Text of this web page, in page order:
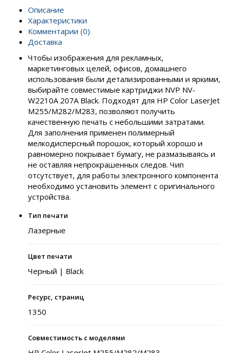
Описание
Характеристики
Комментарии (0)
Доставка
Чтобы изображения для рекламных,
маркетинговых целей, офисов, домашнего
использования были детализированными и яркими,
выбирайте совместимые картриджи NVP NV-
W2210A 207A Black. Подходят для HP Color LaserJet
M255/M282/M283, позволяют получить
качественную печать с небольшими затратами.
Для заполнения применен полимерный
мелкодисперсный порошок, который хорошо и
равномерно покрывает бумагу, не размазываясь и
не оставляя непрокрашенных следов. Чип
отсутствует, для работы электронного компонента
необходимо установить элемент с оригинального
устройства.
Тип печати
Лазерные
Цвет печати
Черный | Black
Ресурс, страниц
1350
Совместимость с моделями